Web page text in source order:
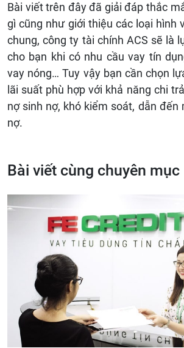
Bài viết trên đây đã giải đáp thắc
gì cũng như giới thiệu các loại hình
chung, công ty tài chính ACS sẽ là
cho bạn khi có nhu cầu vay tín
vay nóng… Tuy vậy bạn cần chọn
lãi suất phù hợp với khả năng chi
nợ sinh nợ, khó kiểm soát, dẫn đến
nợ.
Bài viết cùng chuyên mục